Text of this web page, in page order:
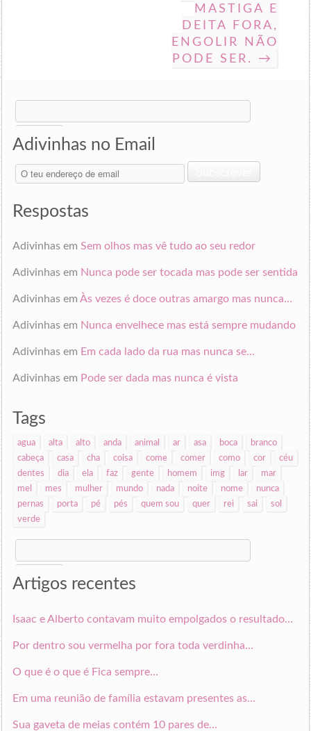
MASTIGA E
DEITA FORA,
ENGOLIR NÃO
PODE SER. →
Search
for:
Adivinhas no Email
O
teu
de
Respostas
Adivinhasem Sem olhos mas vê tudo ao seu redor
Adivinhasem Nunca pode ser tocada mas pode ser sentida
Adivinhasem Às vezes é doce outras amargo mas nunca…
Adivinhasem Nunca envelhece mas está sempre mudando
Adivinhasem Em cada lado da rua mas nunca se…
Adivinhasem Pode ser dada mas nunca é vista
Tags
agua alta alto anda animal ar asa boca
branco
cabeça
casa cha coisa come comer como cor
céu
dentes
dia ela faz gente homem img lar
mar
mel
mes mulher mundo nada noite nome
nunca
pernas
porta pé pés quem sou quer rei sai
sol
verde
Search
for:
Artigos recentes
Isaac e Alberto contavam muito empolgados o resultado…
Por dentro sou vermelha por fora toda verdinha…
O que é o que é Fica sempre…
Em uma reunião de família estavam presentes as…
Sua gaveta de meias contém 10 pares de…